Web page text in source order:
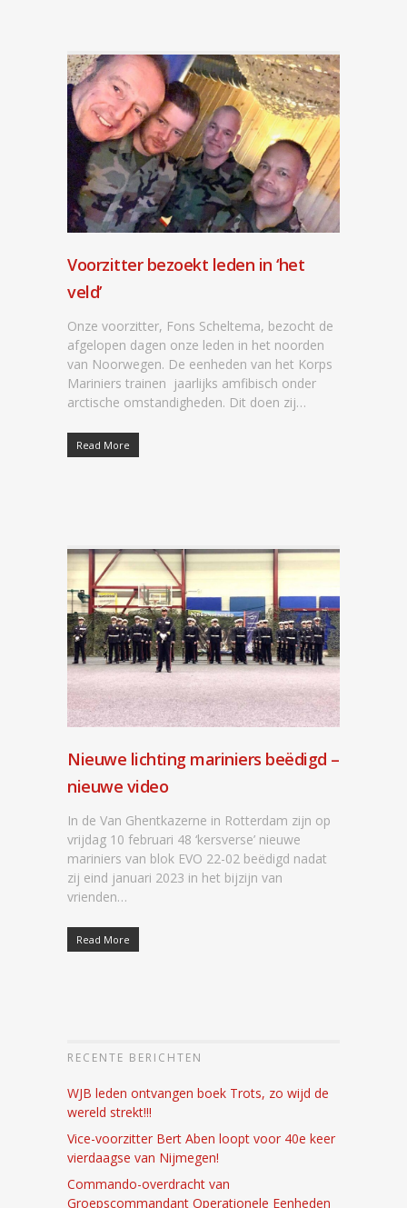
Voorzitter bezoekt leden in ‘het
veld’
Onze voorzitter, Fons Scheltema, bezocht de
afgelopen dagen onze leden in het noorden
van Noorwegen. De eenheden van het Korps
Mariniers trainen jaarlijks amfibisch onder
arctische omstandigheden. Dit doen zij…
Read More
Nieuwe lichting mariniers beëdigd –
nieuwe video
In de Van Ghentkazerne in Rotterdam zijn op
vrijdag 10 februari 48 ‘kersverse’ nieuwe
mariniers van blok EVO 22-02 beëdigd nadat
zij eind januari 2023 in het bijzijn van
vrienden…
Read More
RECENTE BERICHTEN
WJB leden ontvangen boek Trots, zo wijd de
wereld strekt!!!
Vice-voorzitter Bert Aben loopt voor 40e keer
vierdaagse van Nijmegen!
Commando-overdracht van
Groepscommandant Operationele Eenheden